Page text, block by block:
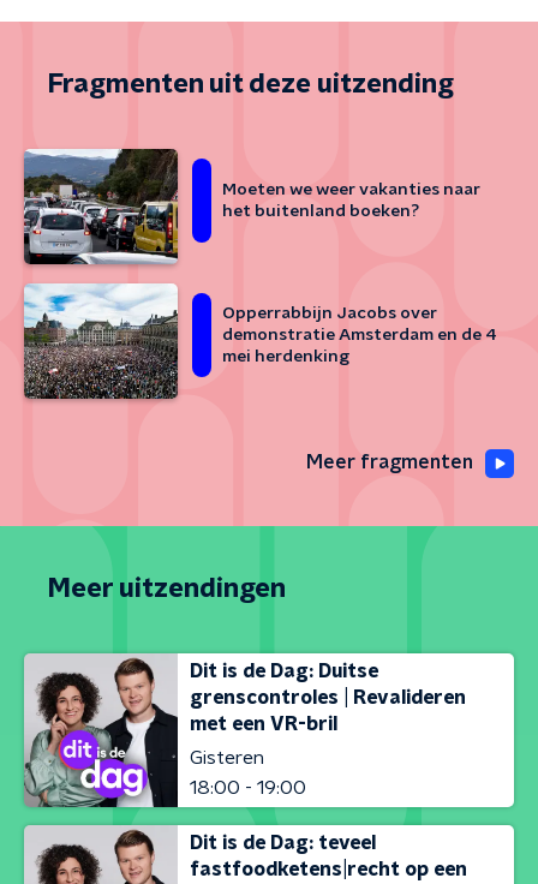
Fragmenten uit deze uitzending
Moeten we weer vakanties naar
het buitenland boeken?
Opperrabbijn Jacobs over
demonstratie Amsterdam en de 4
mei herdenking
Meer fragmenten
Meer uitzendingen
Dit is de Dag: Duitse
grenscontroles | Revalideren
met een VR-bril
Gisteren
18:00 - 19:00
Dit is de Dag: teveel
fastfoodketens|recht op een